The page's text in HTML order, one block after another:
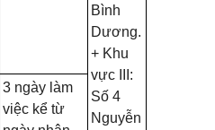
Bình
Dương.
+ Khu
vực III:
Số 4
Nguyễn
3 ngày làm
việc kể từ